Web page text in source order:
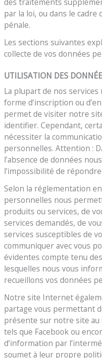
par la loi, ou dans le
pénale.
Les sections suivantes
collecte de vos données
UTILISATION DES
La plupart de nos
forme d’inscription ou
permet de visiter notre
identifier. Cependant,
nécessiter la
personnelles. Attention :
l’absence de données
l’impossibilité de
Selon la réglementation
personnelles nous
produits ou services, de
services demandés, de
services susceptibles de
communiquer avec vous
évidentes compte tenu
lesquelles nous vous
recueillons vos données
Notre site Internet
partage vous permettant
présente sur notre site au
tels que Facebook ou
d’information par
soumet à leur propre